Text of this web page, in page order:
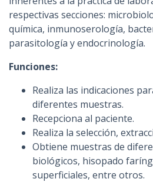
respectivas secciones:
química, inmunoserología,
parasitología y endocrinología.
Funciones:
Realiza las indicaciones
diferentes muestras.
Recepciona al paciente.
Realiza la selección,
Obtiene muestras de
biológicos, hisopado
superficiales, entre otros.